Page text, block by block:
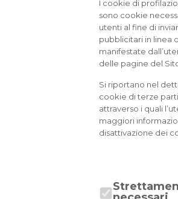
I cookie di
sono cookie
utenti al fine di
pubblicitari in linea
manifestate
delle pagine del
Si riportano nel
cookie di terze
attraverso i quali
maggiori
disattivazione dei